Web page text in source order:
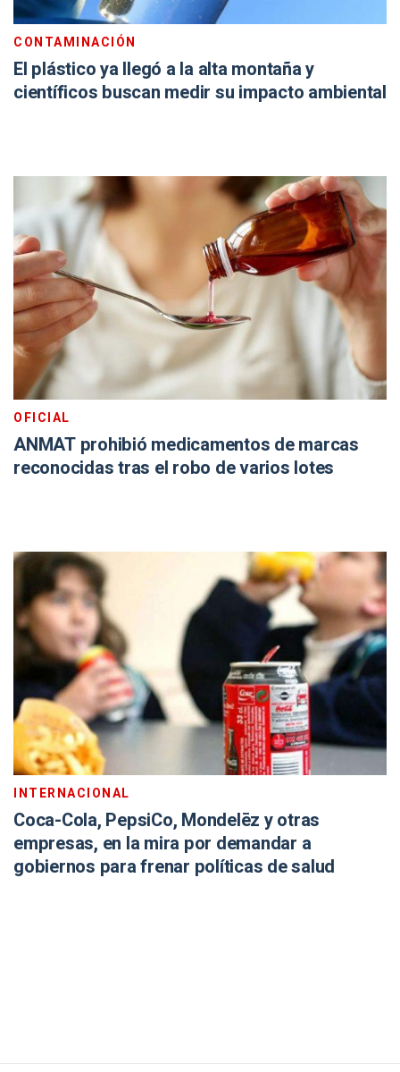
CONTAMINACIÓN
El plástico ya llegó a la alta montaña y
científicos buscan medir su impacto ambiental
OFICIAL
ANMAT prohibió medicamentos de marcas
reconocidas tras el robo de varios lotes
INTERNACIONAL
Coca-Cola, PepsiCo, Mondelēz y otras
empresas, en la mira por demandar a
gobiernos para frenar políticas de salud